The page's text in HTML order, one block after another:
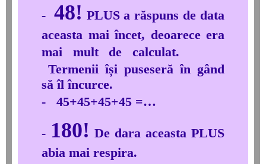
- 48! PLUS a răspuns de data
aceasta mai încet, deoarece era
mai mult de calculat.
Termenii își puseseră în gând
să îl încurce.
- 45+45+45+45 =…
- 180! De dara aceasta PLUS
abia mai respira.